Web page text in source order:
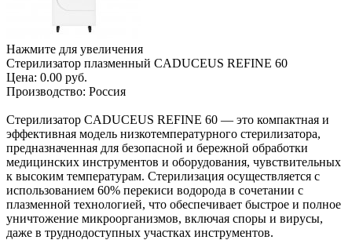
Нажмите для увеличения
Стерилизатор плазменный CADUCEUS REFINE 60
Цена: 0.00 руб.
Производство: Россия
Стерилизатор CADUCEUS REFINE 60 — это компактная и
эффективная модель низкотемпературного стерилизатора,
предназначенная для безопасной и бережной обработки
медицинских инструментов и оборудования, чувствительных
к высоким температурам. Стерилизация осуществляется с
использованием 60% перекиси водорода в сочетании с
плазменной технологией, что обеспечивает быстрое и полное
уничтожение микроорганизмов, включая споры и вирусы,
даже в труднодоступных участках инструментов.